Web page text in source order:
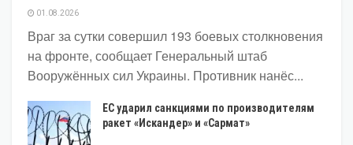
01.08.2026
Враг за сутки совершил 193 боевых столкновения
на фронте, сообщает Генеральный штаб
Вооружённых сил Украины. Противник нанёс...
ЕС ударил санкциями по производителям
ракет «Искандер» и «Сармат»